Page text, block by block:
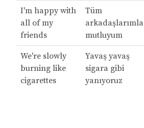
I'm happy with
all of my
friends
Tüm
arkadaşlarımla
mutluyum
We're slowly
burning like
cigarettes
Yavaş yavaş
sigara gibi
yanıyoruz